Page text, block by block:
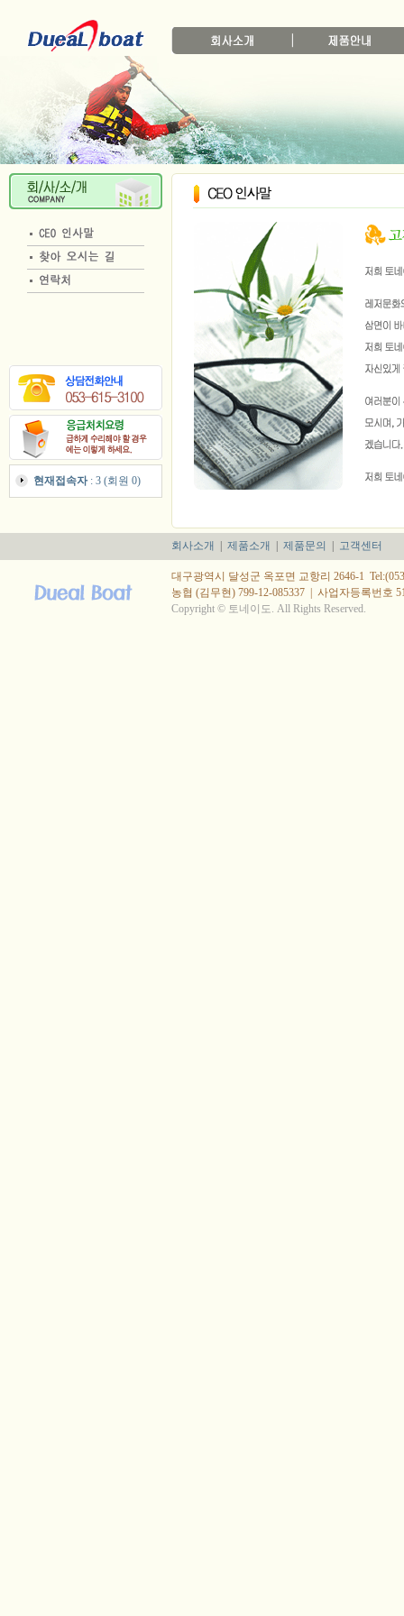
현재접속자: 3 (회원 0)
회사소개 제품소개 제품문의 고객센터
대구광역시 달성군 옥포면 교항리 2646-1
농협 (김무현) 799-12-085337
사업자등록번호
Copyright © 토네이도. All Rights Reserved.